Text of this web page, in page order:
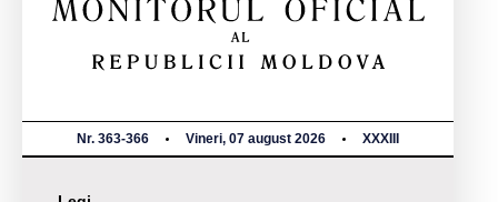
Nr. 363-366 Vineri, 07 august 2026 XXXIII